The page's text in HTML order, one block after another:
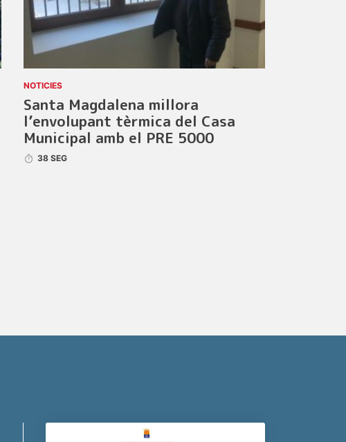
NOTICIES
Santa Magdalena millora
l’envolupant tèrmica del Casa
Municipal amb el PRE 5000
38 SEG